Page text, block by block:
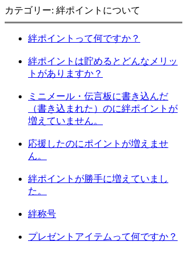
カテゴリー: 絆ポイントについて
絆ポイントって何ですか？
絆ポイントは貯めるとどんなメリッ
トがありますか？
ミニメール・伝言板に書き込んだ
（書き込まれた）のに絆ポイントが
増えていません。
応援したのにポイントが増えませ
ん。
絆ポイントが勝手に増えていまし
た。
絆称号
プレゼントアイテムって何ですか？